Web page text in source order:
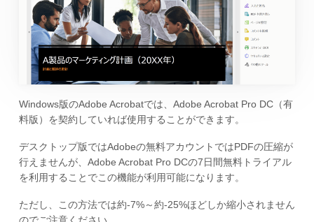
Windows版のAdobe Acrobatでは、Adobe Acrobat Pro DC（有
料版）を契約していれば使用することができます。
デスクトップ版ではAdobeの無料アカウントではPDFの圧縮が
行えませんが、Adobe Acrobat Pro DCの7日間無料トライアル
を利用することでこの機能が利用可能になります。
ただし、この方法では約-7%～約-25%ほどしか縮小されません